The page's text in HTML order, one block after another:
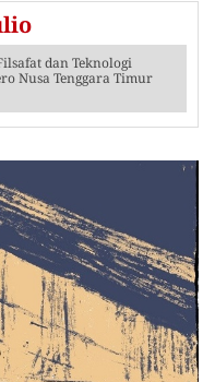
dan Teknologi
Nusa Tenggara Timur